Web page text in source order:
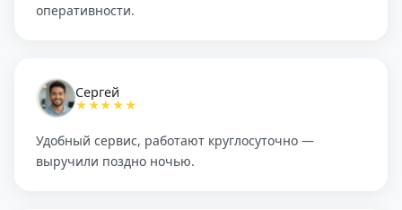
оперативности.
Сергей
★★★★★
Удобный сервис, работают круглосуточно —
выручили поздно ночью.